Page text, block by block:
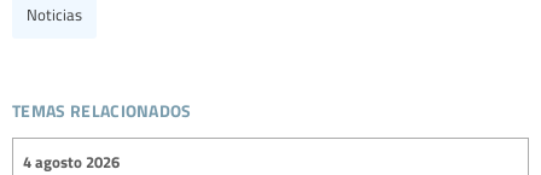
Noticias
temas relacionados
4 agosto 2026